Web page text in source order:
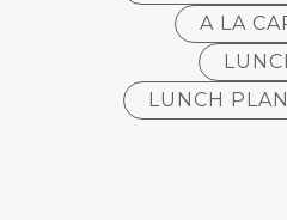
A LA
LUNCH